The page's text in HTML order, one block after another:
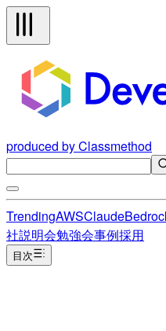
produced by Classmethod
TrendingAWSClaude
社説明会勉強会事例採用
目次